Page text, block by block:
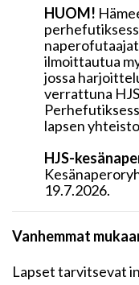
HUOM!
ilmoittautua
jossa
verrattuna
lapsen
HJS-
19.7.2026.
Vanhemmat
Lapset tarvitsevat